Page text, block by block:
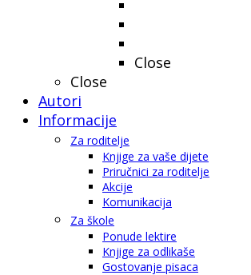
Close
Close
Autori
Informacije
Za roditelje
Knjige za vaše dijete
Priručnici za roditelje
Akcije
Komunikacija
Za škole
Ponude lektire
Knjige za odlikaše
Gostovanje pisaca